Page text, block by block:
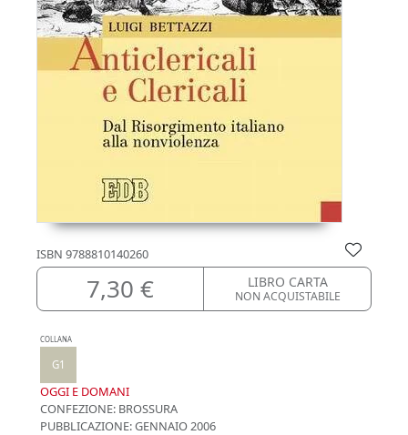
ISBN 9788810140260
7,30 € LIBRO CARTA
NON ACQUISTABILE
COLLANA
G1
OGGI E DOMANI
CONFEZIONE: BROSSURA
PUBBLICAZIONE:GENNAIO 2006